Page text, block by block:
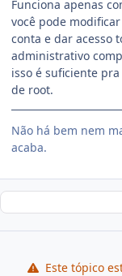
Funciona apenas
você pode
conta e dar acesso
administrativo
isso é suficiente
de root.
Não há bem nem
acaba.
Este tópico